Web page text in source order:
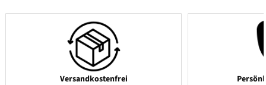
Versandkostenfrei